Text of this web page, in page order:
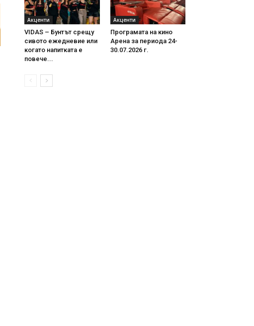
Акценти
VIDAS – Бунтът срещу
сивото ежедневие или
когато напитката е
повече...
Акценти
Програмата на кино
Арена за периода 24-
30.07.2026 г.